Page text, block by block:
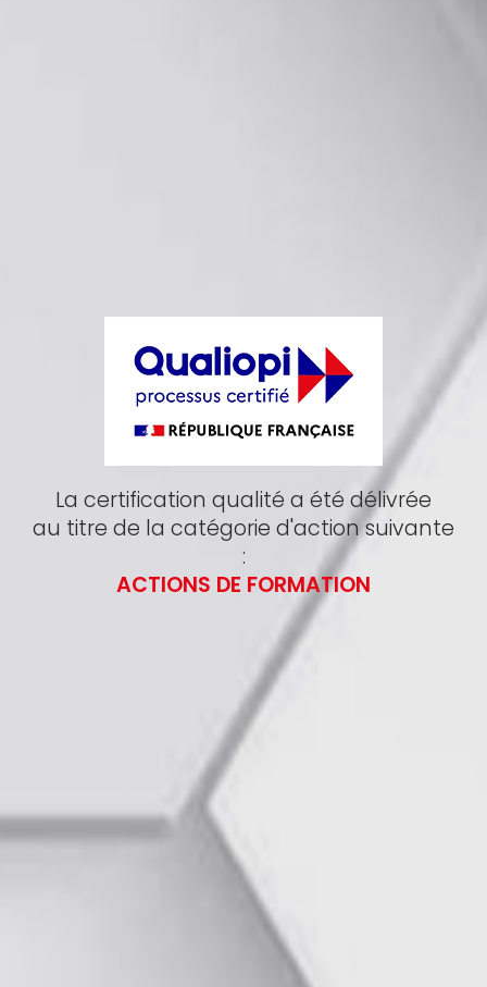
La certification qualité a été délivrée
au titre de la catégorie d'action suivante
:
ACTIONS DE FORMATION